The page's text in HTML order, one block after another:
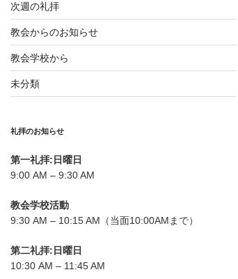
次週の礼拝
教会からのお知らせ
教会学校から
未分類
礼拝のお知らせ
第一礼拝:日曜日
9:00 AM – 9:30 AM
教会学校活動
9:30 AM – 10:15 AM（当面10:00AMまで）
第二礼拝:日曜日
10:30 AM – 11:45 AM